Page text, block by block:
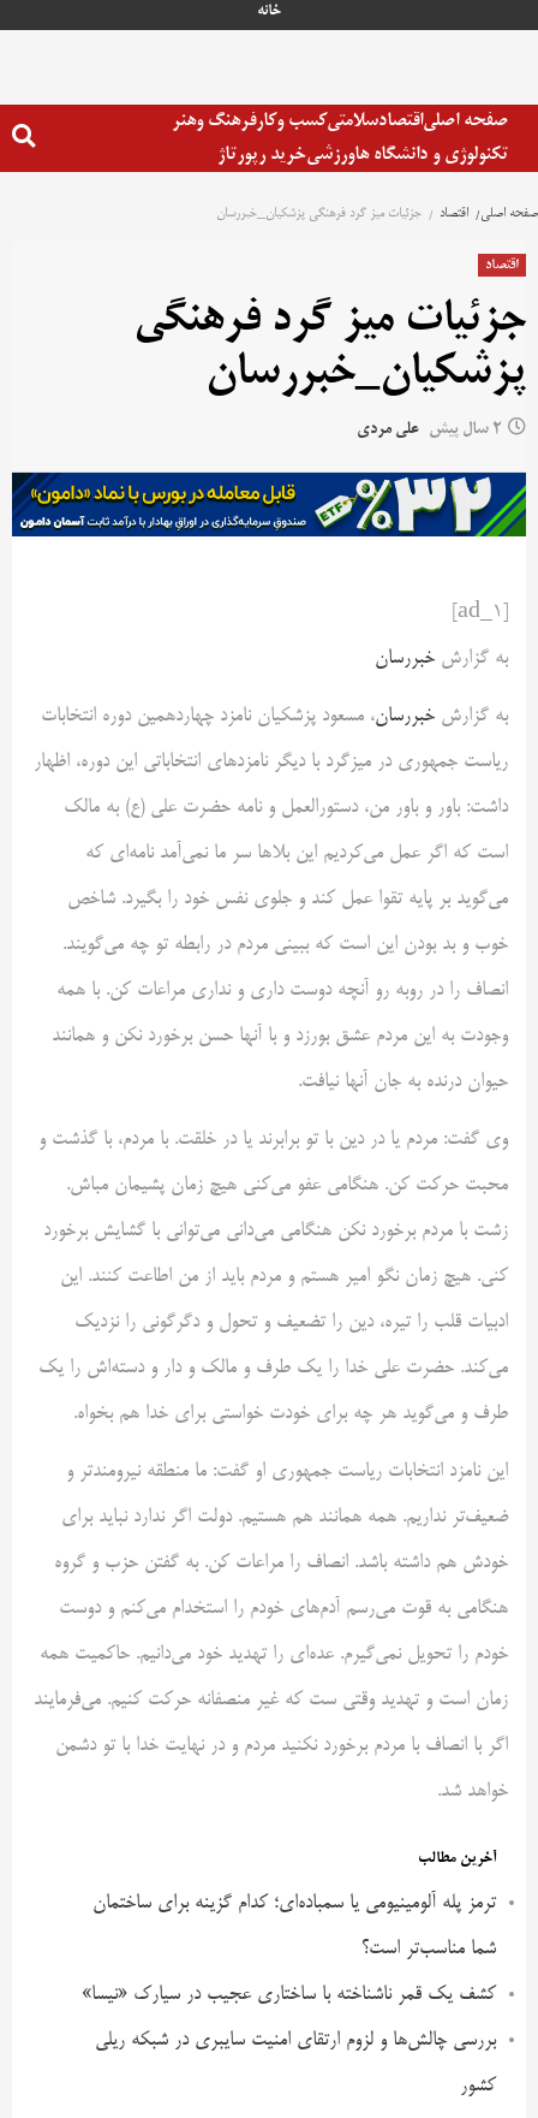
خانه
صفحه اصلیاقتصادسلامتیکسب وکارفرهنگ وهنر
تکنولوژی و دانشگاه هاورزشیخرید رپورتاژ
صفحه اصلی اقتصاد جزئیات میز گرد فرهنگی پزشکیان_خبررسان
اقتصاد
جزئیات میز گرد فرهنگی
پزشکیان_خبررسان
2 سال پیش علی مردی
به گزارش خبررسان
به گزارش خبررسان، مسعود پزشکیان نامزد چهاردهمین دوره انتخابات
ریاست جمهوری در میزگرد با دیگر نامزدهای انتخاباتی این دوره، اظهار
داشت: باور و باور من، دستورالعمل و نامه حضرت علی (ع) به مالک
است که اگر عمل می‌کردیم این بلاها سر ما نمی‌آمد نامه‌ای که
می‌گوید بر پایه تقوا عمل کند و جلوی نفس خود را بگیرد. شاخص
خوب و بد بودن این است که ببینی مردم در رابطه تو چه می‌گویند.
انصاف را در روبه رو آنچه دوست داری و نداری مراعات کن. با همه
وجودت به این مردم عشق بورزد و با آنها حسن برخورد نکن و همانند
حیوان درنده به جان آنها نیافت.
وی گفت: مردم یا در دین با تو برابرند یا در خلقت. با مردم، با گذشت و
محبت حرکت کن. هنگامی عفو می‌کنی هیچ زمان پشیمان مباش.
زشت با مردم برخورد نکن هنگامی می‌دانی می‌توانی با گشایش برخورد
کنی. هیچ زمان نگو امیر هستم و مردم باید از من اطاعت کنند. این
ادبیات قلب را تیره، دین را تضعیف و تحول و دگرگونی را نزدیک
می‌کند. حضرت علی خدا را یک طرف و مالک و دار و دسته‌اش را یک
طرف و می‌گوید هر چه برای خودت خواستی برای خدا هم بخواه.
این نامزد انتخابات ریاست جمهوری او گفت: ما منطقه نیرومندتر و
ضعیف‌تر نداریم. همه همانند هم هستیم. دولت اگر ندارد نباید برای
خودش هم داشته باشد. انصاف را مراعات کن. به گفتن حزب و گروه
هنگامی به قوت می‌رسم آدم‌های خودم را استخدام می‌کنم و دوست
خودم را تحویل نمی‌گیرم. عده‌ای را تهدید خود می‌دانیم. حاکمیت همه
زمان است و تهدید وقتی ست که غیر منصفانه حرکت کنیم. می‌فرمایند
اگر با انصاف با مردم برخورد نکنید مردم و در نهایت خدا با تو دشمن
خواهد شد.
آخرین مطالب
ترمز پله آلومینیومی یا سمباده‌ای؛ کدام گزینه برای ساختمان
شما مناسب‌تر است؟
کشف یک قمر ناشناخته با ساختاری عجیب در سیارک «نیسا»
بررسی چالش‌ها و لزوم ارتقای امنیت سایبری در شبکه ریلی
کشور